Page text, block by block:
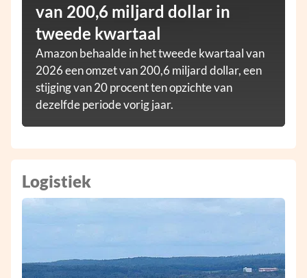
van 200,6 miljard dollar in
tweede kwartaal
Amazon behaalde in het tweede kwartaal van
2026 een omzet van 200,6 miljard dollar, een
stijging van 20 procent ten opzichte van
dezelfde periode vorig jaar.
Logistiek